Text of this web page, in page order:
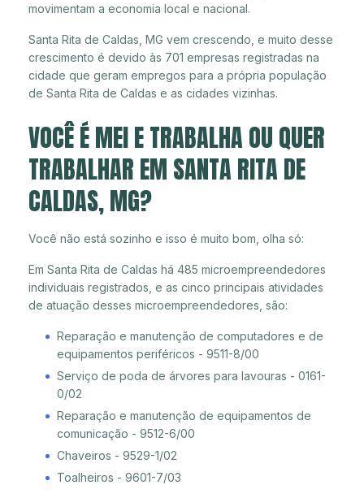
movimentam a economia local e nacional.
Santa Rita de Caldas, MG vem crescendo, e muito desse
crescimento é devido às 701 empresas registradas na
cidade que geram empregos para a própria população
de Santa Rita de Caldas e as cidades vizinhas.
VOCÊ É MEI E TRABALHA OU QUER
TRABALHAR EM SANTA RITA DE
CALDAS, MG?
Você não está sozinho e isso é muito bom, olha só:
Em Santa Rita de Caldas há 485 microempreendedores
individuais registrados, e as cinco principais atividades
de atuação desses microempreendedores, são:
Reparação e manutenção de computadores e de
equipamentos periféricos - 9511-8/00
Serviço de poda de árvores para lavouras - 0161-
0/02
Reparação e manutenção de equipamentos de
comunicação - 9512-6/00
Chaveiros - 9529-1/02
Toalheiros - 9601-7/03